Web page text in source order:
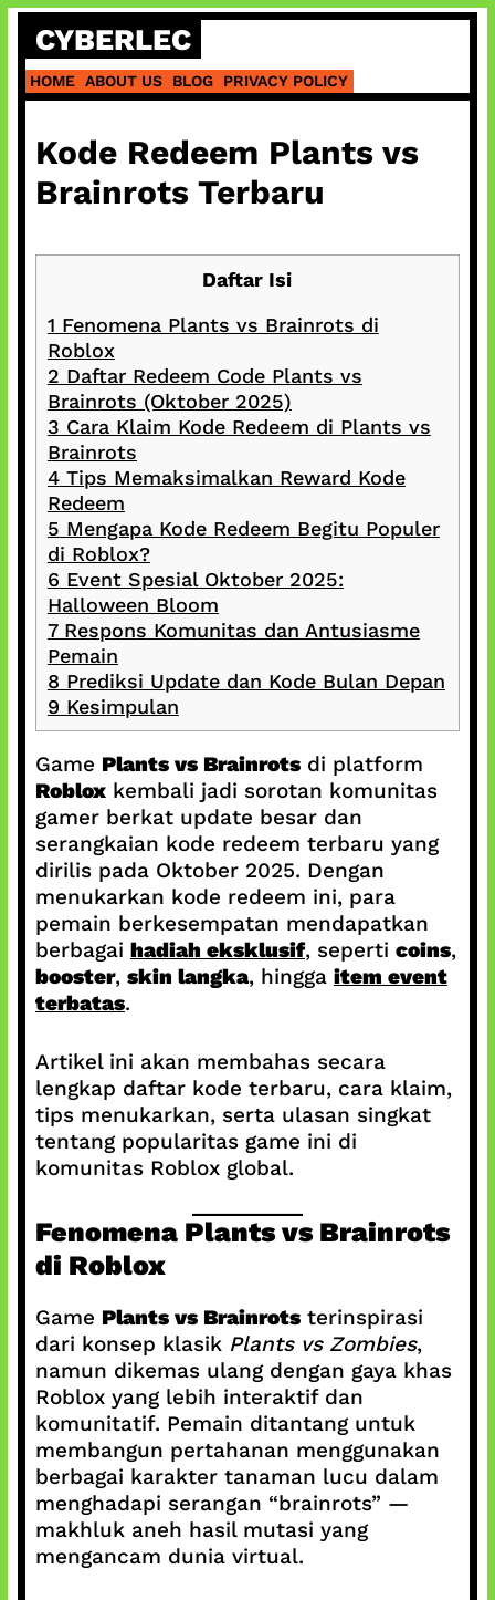
Skip
content
CYBERLEC
HOME ABOUT US BLOG PRIVACY POLICY
Kode Redeem Plants vs
Brainrots Terbaru
Daftar Isi
1 Fenomena Plants vs Brainrots di
Roblox
2 Daftar Redeem Code Plants vs
Brainrots (Oktober 2025)
3 Cara Klaim Kode Redeem di Plants vs
Brainrots
4Tips Memaksimalkan Reward Kode
Redeem
5 Mengapa Kode Redeem Begitu Populer
di Roblox?
6 Event Spesial Oktober 2025:
Halloween Bloom
7Respons Komunitas dan Antusiasme
Pemain
8 Prediksi Update dan Kode Bulan Depan
9 Kesimpulan
Game Plants vs Brainrotsdi platform
Robloxkembali jadi sorotan komunitas
gamer berkat update besar dan
serangkaian kode redeem terbaru yang
dirilis pada Oktober 2025. Dengan
menukarkan kode redeem ini, para
pemain berkesempatan mendapatkan
berbagai hadiah eksklusif, seperti coins,
booster, skin langka, hingga item event
terbatas.
Artikel ini akan membahas secara
lengkap daftar kode terbaru, cara klaim,
tips menukarkan, serta ulasan singkat
tentang popularitas game ini di
komunitas Roblox global.
Fenomena Plants vs Brainrots
di Roblox
Game Plants vs Brainrotsterinspirasi
dari konsep klasik Plants vs Zombies,
namun dikemas ulang dengan gaya khas
Roblox yang lebih interaktif dan
komunitatif. Pemain ditantang untuk
membangun pertahanan menggunakan
berbagai karakter tanaman lucu dalam
menghadapi serangan “brainrots” —
makhluk aneh hasil mutasi yang
mengancam dunia virtual.